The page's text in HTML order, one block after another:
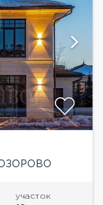
участок